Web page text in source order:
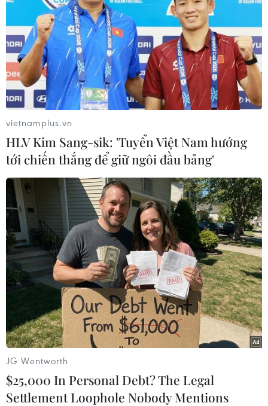
US Open 2024 tiếp tục chứng kiến
thêm nhiều tay vợt hạt giống bị
loại khỏi giải đấu, trong khi những
ứng viên vô địch vẫn tiến bước
trên hành trình của mình.
#Botic van de Zandschulp
#Carlos Ancaraz
#US Open 2024
vietnamplus.vn
HLV Kim Sang-sik: 'Tuyển Việt Nam hướng
tới chiến thắng để giữ ngôi đầu bảng'
JG Wentworth
$25,000 In Personal Debt? The Legal
Settlement Loophole Nobody Mentions